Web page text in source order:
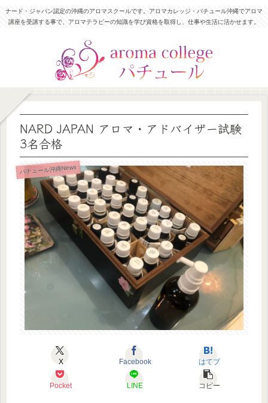
ナード・ジャパン認定の沖縄のアロマスクールです。アロマカレッジ・パチュール沖縄でアロマ
講座を受講する事で、アロマテラピーの知識を学び資格を取得し、仕事や生活に活かせます。
NARD JAPAN アロマ・アドバイザー試験
3名合格
パチュール沖縄News
X Facebook はてブ
Pocket LINE コピー